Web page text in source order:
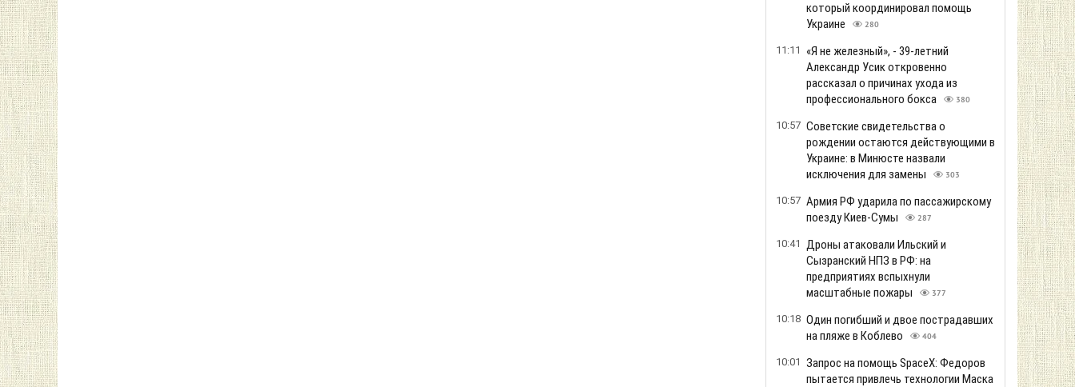
который координировал помощь
Украине
280
11:11
«Я не железный», - 39-летний
Александр Усик откровенно
рассказал о причинах ухода из
профессионального бокса
380
10:57 Советские свидетельства о
рождении остаются действующими в
Украине: в Минюсте назвали
исключения для замены
303
10:57 Армия РФ ударила по пассажирскому
поезду Киев-Сумы
287
10:41 Дроны атаковали Ильский и
Сызранский НПЗ в РФ: на
предприятиях вспыхнули
масштабные пожары
377
10:18 Один погибший и двое пострадавших
на пляже в Коблево
404
10:01 Запрос на помощь SpaceX: Федоров
пытается привлечь технологии Маска